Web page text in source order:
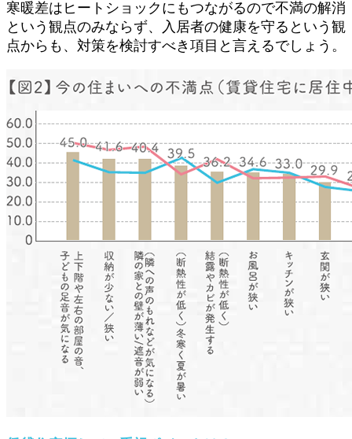
寒暖差はヒートショックにもつながるので不満の解消
という観点のみならず、入居者の健康を守るという観
点からも、対策を検討すべき項目と言えるでしょう。